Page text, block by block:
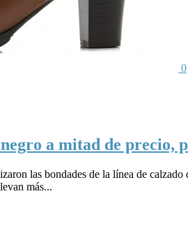
0
a mitad de precio,
las bondades de la línea de
más...